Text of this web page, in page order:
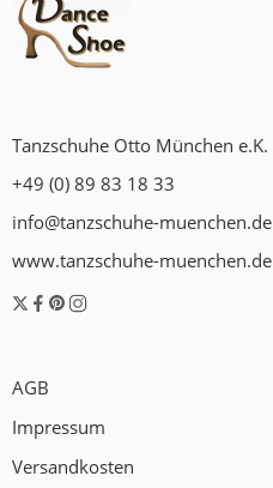
Tanzschuhe Otto München e.K.
+49 (0) 89 83 18 33
info@tanzschuhe-muenchen.de
www.tanzschuhe-muenchen.de
AGB
Impressum
Versandkosten